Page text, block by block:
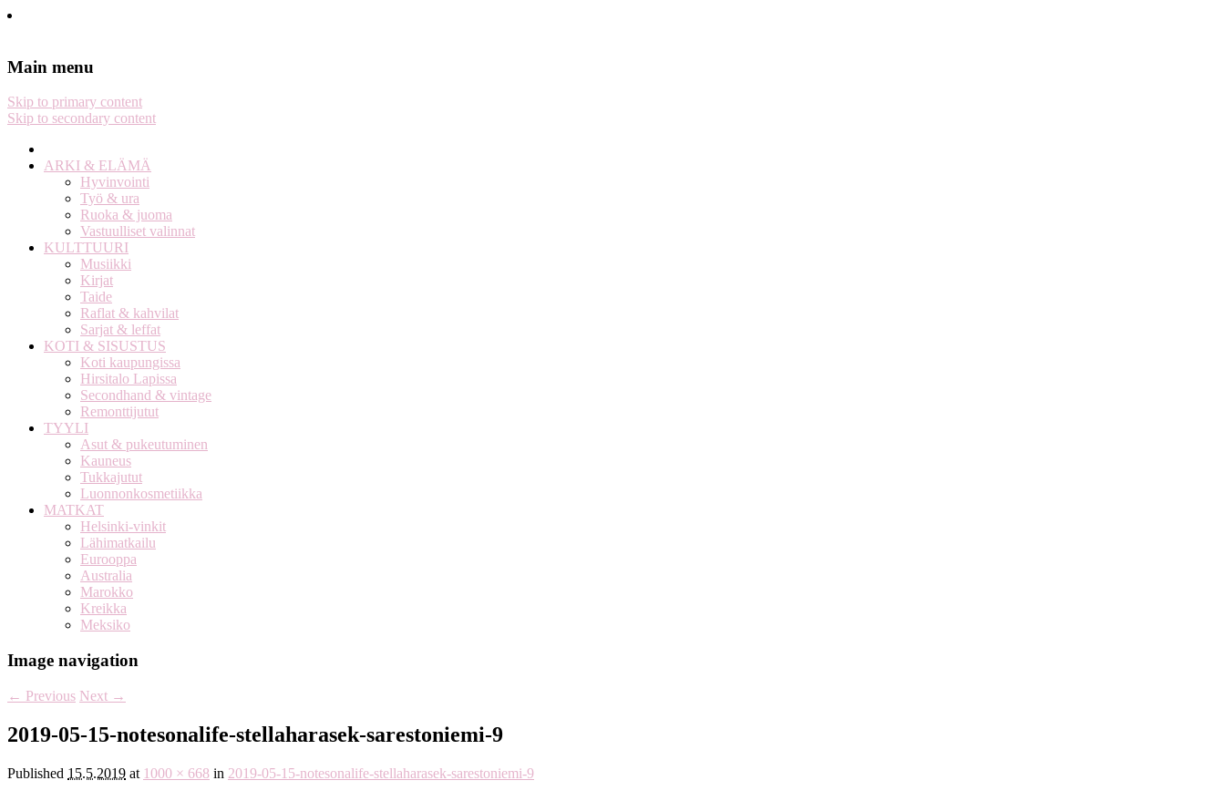
Notes on a life
Main menu
Skip to primary content
Skip to secondary content
ARKI & ELÄMÄ
Hyvinvointi
Työ & ura
Ruoka & juoma
Vastuulliset valinnat
KULTTUURI
Musiikki
Kirjat
Taide
Raflat & kahvilat
Sarjat & leffat
KOTI & SISUSTUS
Koti kaupungissa
Hirsitalo Lapissa
Secondhand & vintage
Remonttijutut
TYYLI
Asut & pukeutuminen
Kauneus
Tukkajutut
Luonnonkosmetiikka
MATKAT
Helsinki-vinkit
Lähimatkailu
Eurooppa
Australia
Marokko
Kreikka
Meksiko
Image navigation
← Previous Next →
2019-05-15-notesonalife-stellaharasek-sarestoniemi-9
Published 15.5.2019 at 1000 × 668 in 2019-05-15-notesonalife-stellaharasek-sarestoniemi-9